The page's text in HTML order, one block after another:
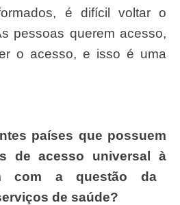
é difícil voltar o
pessoas querem acesso,
o acesso, e isso é uma
países que possuem
de acesso universalà
com a questão da
ços de saúde?